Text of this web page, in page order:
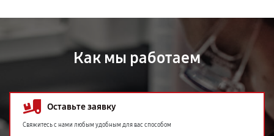
Как мы работаем
Оставьте заявку
Свяжитесь с нами любым удобным для вас способом